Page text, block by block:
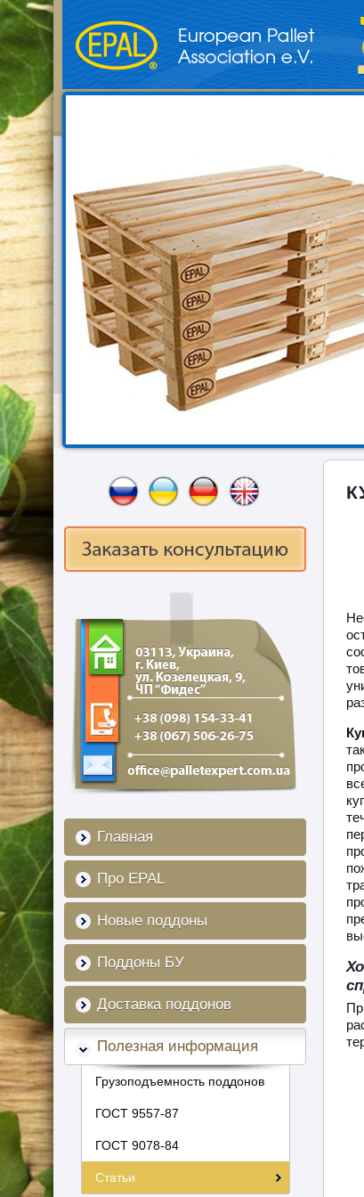
Главная
Про EPAL
Новые поддоны
Поддоны БУ
Доставка поддонов
Полезная информация
Грузоподъемность поддонов
ГОСТ 9557-87
ГОСТ 9078-84
Статьи